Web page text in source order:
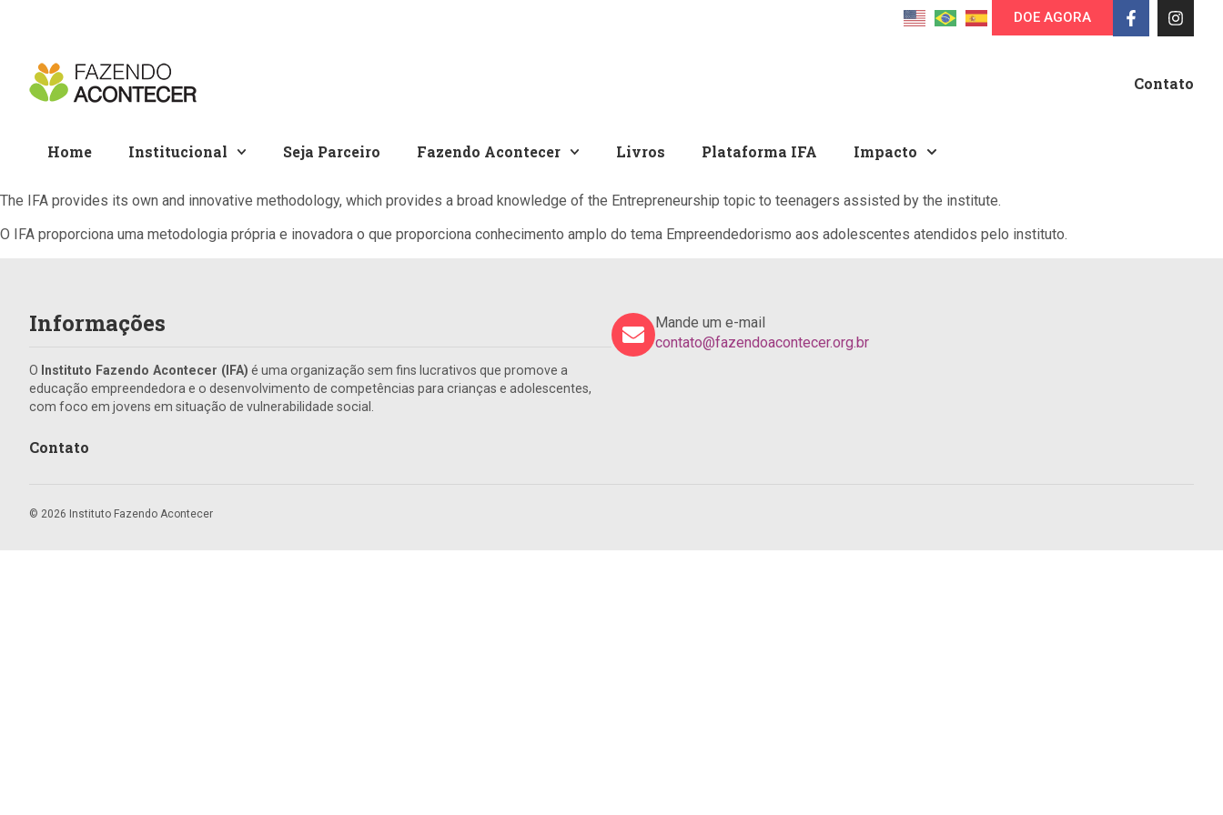
DOE AGORA
Contato
Home Institucional Seja Parceiro Fazendo Acontecer Livros Plataforma IFA Impacto
The IFA provides its own and innovative methodology, which provides a broad knowledge of the Entrepreneurship topic to teenagers assisted by the institute.
O IFA proporciona uma metodologia própria e inovadora o que proporciona conhecimento amplo do tema Empreendedorismo aos adolescentes atendidos pelo instituto.
Informações
O Instituto Fazendo Acontecer (IFA) é uma organização sem fins lucrativos que promove a
educação empreendedora e o desenvolvimento de competências para crianças e adolescentes,
com foco em jovens em situação de vulnerabilidade social.
Contato
Mande um e-mail
contato@fazendoacontecer.org.br
© 2026 Instituto Fazendo Acontecer